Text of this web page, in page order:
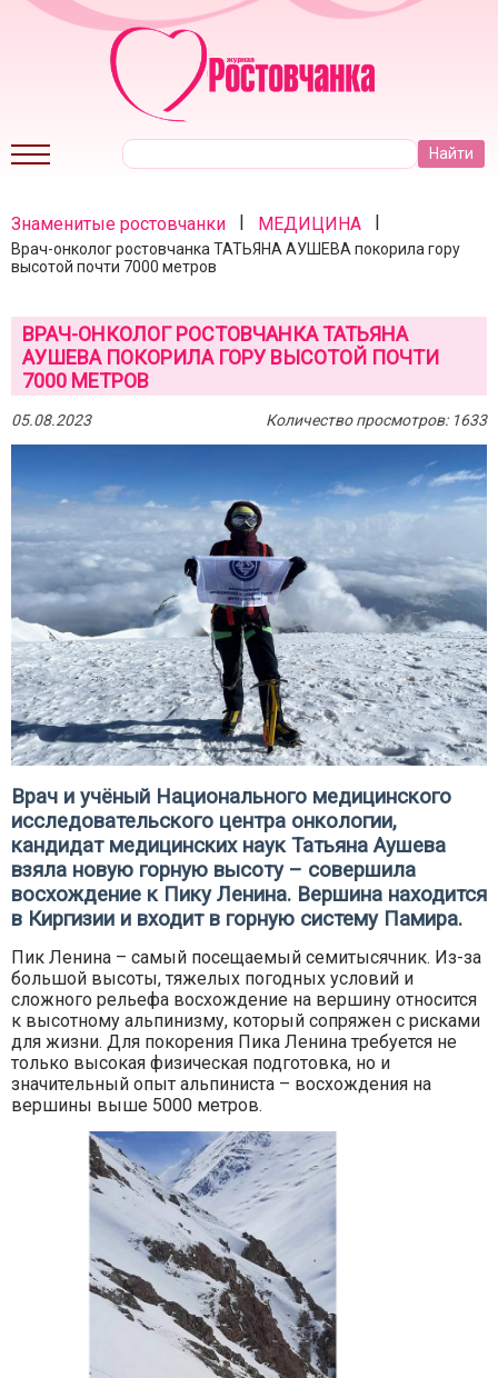
Знаменитые ростовчанки | МЕДИЦИНА |
Врач-онколог ростовчанка ТАТЬЯНА АУШЕВА покорила гору
высотой почти 7000 метров
ВРАЧ-ОНКОЛОГ РОСТОВЧАНКА ТАТЬЯНА
АУШЕВА ПОКОРИЛА ГОРУ ВЫСОТОЙ ПОЧТИ
7000 МЕТРОВ
05.08.2023 Количество просмотров: 1633
Врач и учёный Национального медицинского
исследовательского центра онкологии,
кандидат медицинских наук Татьяна Аушева
взяла новую горную высоту – совершила
восхождение к Пику Ленина. Вершина находится
в Киргизии и входит в горную систему Памира.
Пик Ленина – самый посещаемый семитысячник. Из-за
большой высоты, тяжелых погодных условий и
сложного рельефа восхождение на вершину относится
к высотному альпинизму, который сопряжен с рисками
для жизни. Для покорения Пика Ленина требуется не
только высокая физическая подготовка, но и
значительный опыт альпиниста – восхождения на
вершины выше 5000 метров.